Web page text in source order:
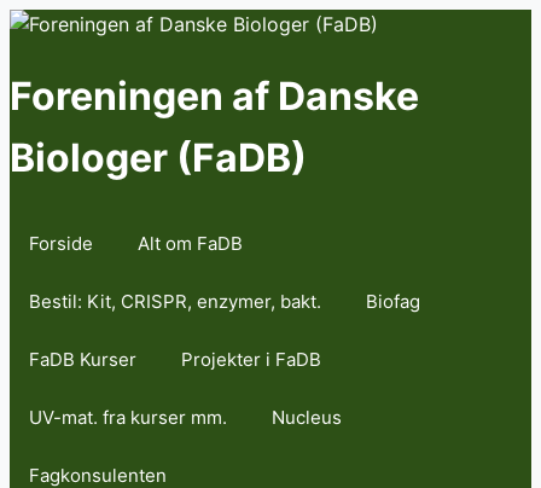
Skip
content
Foreningen af Danske
Biologer (FaDB)
Forside Alt om FaDB
Bestil: Kit, CRISPR, enzymer, bakt. Biofag
FaDB Kurser Projekter i FaDB
UV-mat. fra kurser mm. Nucleus
Fagkonsulenten